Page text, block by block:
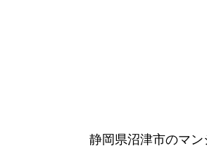
静岡県沼津市のマ